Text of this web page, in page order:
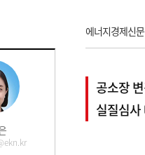
에너지경제신문
공소장
실질심